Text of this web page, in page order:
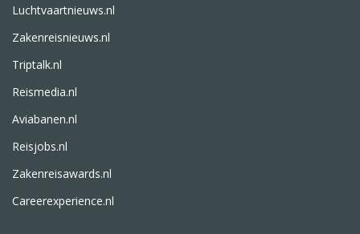
Luchtvaartnieuws.nl
Zakenreisnieuws.nl
Triptalk.nl
Reismedia.nl
Aviabanen.nl
Reisjobs.nl
Zakenreisawards.nl
Careerexperience.nl